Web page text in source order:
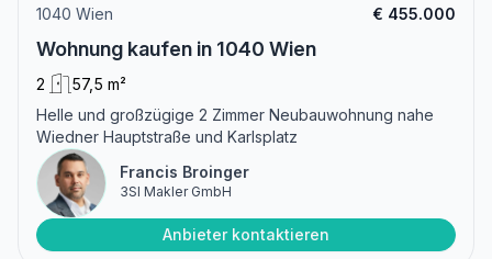
1040 Wien € 455.000
Wohnung kaufen in 1040 Wien
2
57,5 m²
Helle und großzügige 2 Zimmer Neubauwohnung nahe
Wiedner Hauptstraße und Karlsplatz
Francis Broinger
3SI Makler GmbH
Anbieter kontaktieren